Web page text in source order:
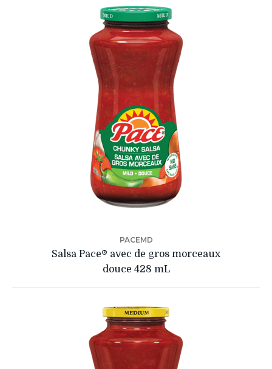
PACEMD
Salsa Pace® avec de gros morceaux
douce 428 mL